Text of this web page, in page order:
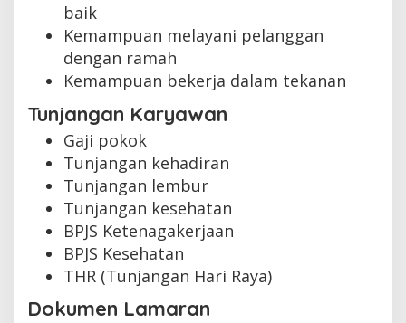
baik
Kemampuan melayani pelanggan
dengan ramah
Kemampuan bekerja dalam tekanan
Tunjangan Karyawan
Gaji pokok
Tunjangan kehadiran
Tunjangan lembur
Tunjangan kesehatan
BPJS Ketenagakerjaan
BPJS Kesehatan
THR (Tunjangan Hari Raya)
Dokumen Lamaran